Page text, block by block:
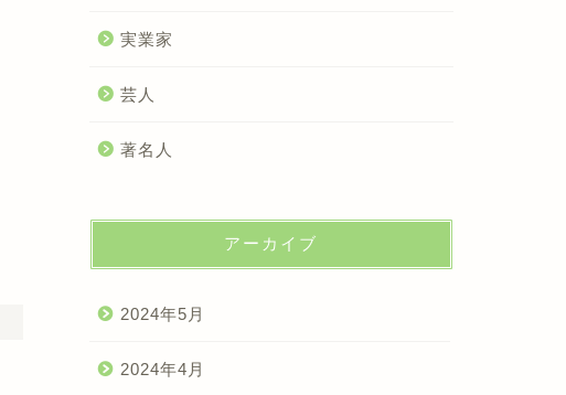
実業家
芸人
著名人
アーカイブ
2024年5月
2024年4月